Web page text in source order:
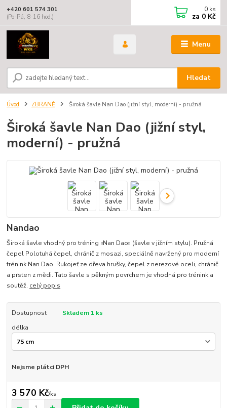
Menu
Hledat
+420 601 574 301
(Po-Pá, 8-16 hod.)
0 ks
za 0 Kč
Úvod ZBRANĚ Široká šavle Nan Dao (jižní styl, moderní) - pružná
Široká šavle Nan Dao (jižní styl,
moderní) - pružná
Nandao
Široká šavle vhodný pro tréning «Nan Dao» (šavle v jižním stylu). Pružná
čepel Polotuhá čepel, chránič z mosazi, speciálně navržený pro moderní
trénink Nan Dao. Rukojeť ze dřeva hrušky, čepel z nerezové oceli, chránič
a prsten z mědi. Tato šavle s pěkným povrchem je vhodná pro trénink a
soutěž. celý popis
Dostupnost
Skladem 1 ks
délka
Nejsme plátci DPH
3 570 Kč/ks